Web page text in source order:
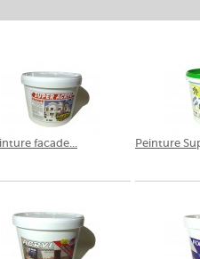
facade... Peinture